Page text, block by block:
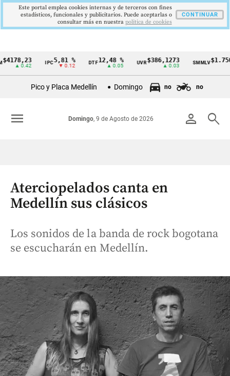
Cintillo
Colombia
0.42
IPC 5,81 %
▼ 0.12
DTF 12,48 %
▲ 0.05
UVR $386,1273
▲ 0.03
SMMLV$1.750.905
Pico y Placa Medellín Domingo no no
person search
Domingo, 9 de Agosto de 2026
menu
Aterciopelados canta en
Medellín sus clásicos
Los sonidos de la banda de rock bogotana
se escucharán en Medellín.
Este portal emplea cookies internas y de terceros con fines
estadísticos, funcionales y publicitarios. Puede aceptarlas o
consultar más en nuestra politica de cookies
CONTINUAR